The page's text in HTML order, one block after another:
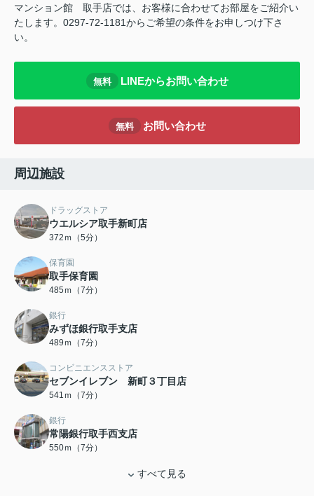
マンション館 取手店では、お客様に合わせてお部屋をご紹介い
たします。0297-72-1181からご希望の条件をお申しつけ下さ
い。
無料 LINEからお問い合わせ
無料 お問い合わせ
周辺施設
ドラッグストア
ウエルシア取手新町店
372ｍ（5分）
保育園
取手保育園
485ｍ（7分）
銀行
みずほ銀行取手支店
489ｍ（7分）
コンビニエンスストア
セブンイレブン 新町３丁目店
541ｍ（7分）
銀行
常陽銀行取手西支店
550ｍ（7分）
すべて見る